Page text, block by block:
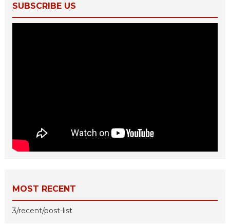
SUBSCRIBE US
MOST RECENT
3/recent/post-list